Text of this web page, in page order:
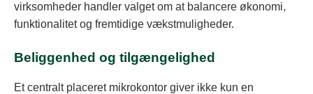
virksomheder handler valget om at balancere økonomi,
funktionalitet og fremtidige vækstmuligheder.
Beliggenhed og tilgængelighed
Et centralt placeret mikrokontor giver ikke kun en